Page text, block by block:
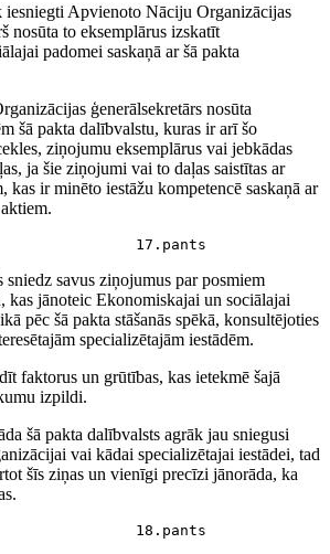
Apvienoto Nāciju Organizācijas
nosūta to eksemplārus izskatīt
padomei saskaņā ar šā pakta
ģenerālsekretārs nosūta
šā pakta dalībvalstu, kuras ir arī šo
ziņojumu eksemplārus vai jebkādas
ja šie ziņojumi vai to daļas saistītas ar
kas ir minēto iestāžu kompetencē saskaņā ar
sniedz savus ziņojumus par posmiem
kas jānoteic Ekonomiskajai un sociālajai
pēc šā pakta stāšanās spēkā, konsultējoties
specializētajām iestādēm.
faktorus un grūtības, kas ietekmē šajā
izpildi.
šā pakta dalībvalsts agrāk jau sniegusi
vai kādai specializētajai iestādei, tad
šīs ziņas un vienīgi precīzi jānorāda, ka